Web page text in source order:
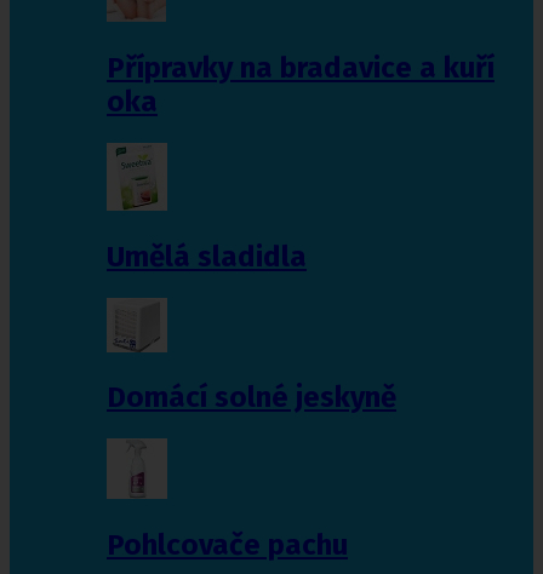
Přípravky na bradavice a kuří
oka
Umělá sladidla
Domácí solné jeskyně
Pohlcovače pachu